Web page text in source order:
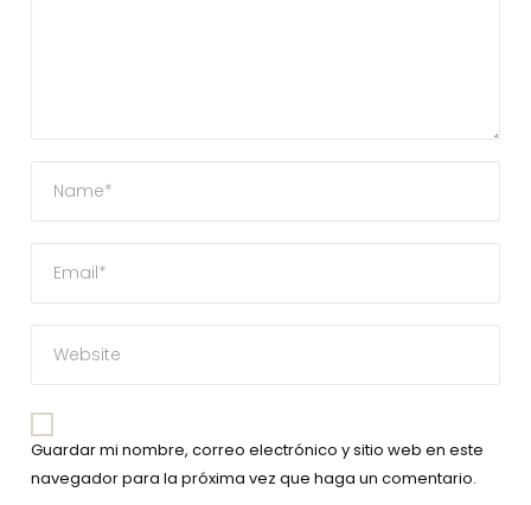
Guardar mi nombre, correo electrónico y sitio web en este
navegador para la próxima vez que haga un comentario.